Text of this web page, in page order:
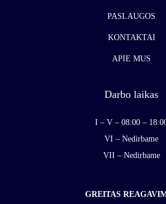
PASLAUGOS
KONTAKTAI
APIE MUS
Darbo laikas
I – V – 08:00 –
VI – Nedirbame
VII – Nedirbame
GREITAS